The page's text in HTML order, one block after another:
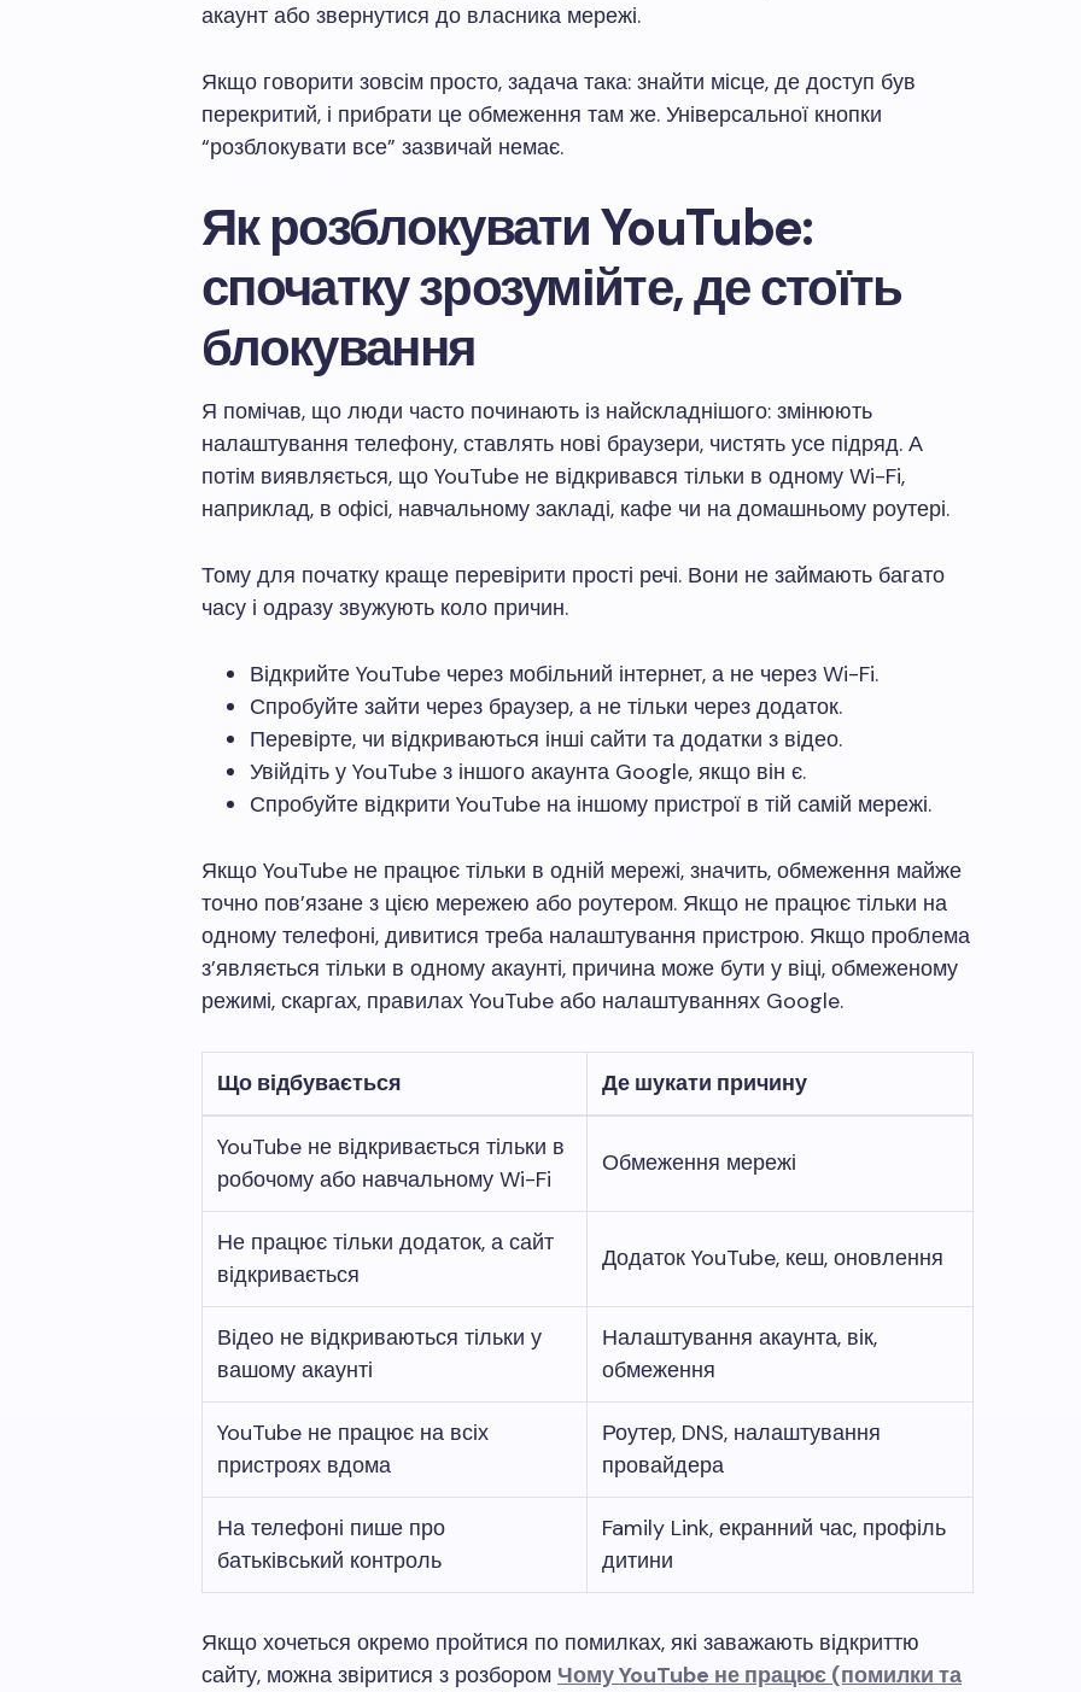
акаунт або звернутися до власника мережі.
Якщо говорити зовсім просто, задача така: знайти місце, де доступ був
перекритий, і прибрати це обмеження там же. Універсальної кнопки
“розблокувати все” зазвичай немає.
Як розблокувати YouTube:
спочатку зрозумійте, де стоїть
блокування
Я помічав, що люди часто починають із найскладнішого: змінюють
налаштування телефону, ставлять нові браузери, чистять усе підряд. А
потім виявляється, що YouTube не відкривався тільки в одному Wi-Fi,
наприклад, в офісі, навчальному закладі, кафе чи на домашньому роутері.
Тому для початку краще перевірити прості речі. Вони не займають багато
часу і одразу звужують коло причин.
Відкрийте YouTube через мобільний інтернет, а не через Wi-Fi.
Спробуйте зайти через браузер, а не тільки через додаток.
Перевірте, чи відкриваються інші сайти та додатки з відео.
Увійдіть у YouTube з іншого акаунта Google, якщо він є.
Спробуйте відкрити YouTube на іншому пристрої в тій самій мережі.
Якщо YouTube не працює тільки в одній мережі, значить, обмеження майже
точно пов’язане з цією мережею або роутером. Якщо не працює тільки на
одному телефоні, дивитися треба налаштування пристрою. Якщо проблема
з’являється тільки в одному акаунті, причина може бути у віці, обмеженому
режимі, скаргах, правилах YouTube або налаштуваннях Google.
Що відбувається Де шукати причину
YouTube не відкривається тільки в
робочому або навчальному Wi-Fi
Обмеження мережі
Не працює тільки додаток, а сайт
відкривається
Додаток YouTube, кеш, оновлення
Відео не відкриваються тільки у
вашому акаунті
Налаштування акаунта, вік,
обмеження
YouTube не працює на всіх
пристроях вдома
Роутер, DNS, налаштування
провайдера
На телефоні пише про
батьківський контроль
Family Link, екранний час, профіль
дитини
Якщо хочеться окремо пройтися по помилках, які заважають відкриттю
сайту, можна звіритися з розбором Чому YouTube не працює (помилки та